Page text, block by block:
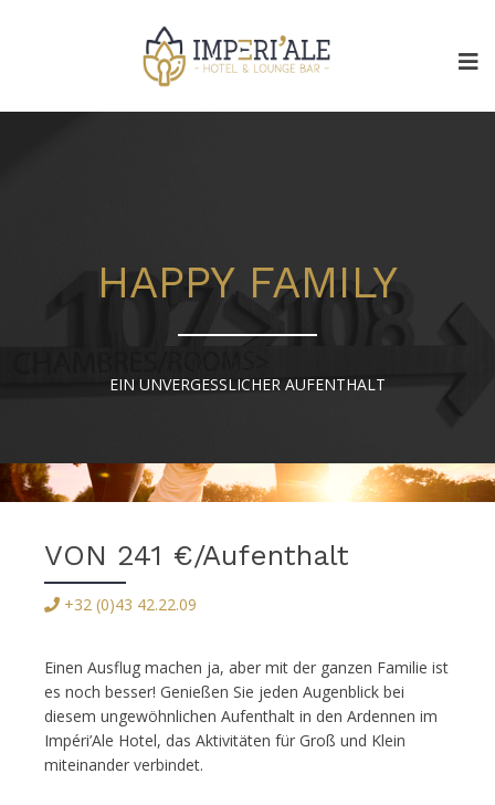
HAPPY FAMILY
EIN UNVERGESSLICHER AUFENTHALT
VON 241 €/Aufenthalt
+32 (0)43 42.22.09
Einen Ausflug machen ja, aber mit der ganzen Familie ist
es noch besser! Genießen Sie jeden Augenblick bei
diesem ungewöhnlichen Aufenthalt in den Ardennen im
Impéri’Ale Hotel, das Aktivitäten für Groß und Klein
miteinander verbindet.